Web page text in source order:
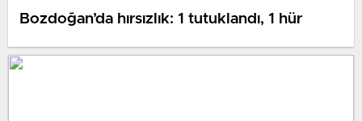
Bozdoğan’da hırsızlık: 1 tutuklandı, 1 hür